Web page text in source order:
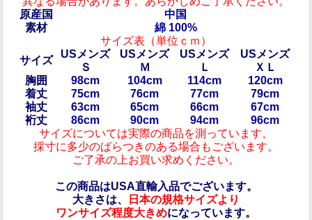
原産国
中国
素材
綿 100%
サイズ表（単位ｃｍ）
サイズ
USメンズ
Ｓ
USメンズ
Ｍ
USメンズ
Ｌ
USメンズ
ＸＬ
胸囲
98cm 104cm 114cm
120cm
着丈
75cm 76cm 77cm
79cm
袖丈
63cm 65cm 66cm
67cm
裄丈
86cm 90cm 94cm
96cm
サイズについては実際の商品を測っています。
採寸に多少のばらつきのある場合もございます。
ご了承の上お買い求めください。
この商品はUSA直輸入品でございます。
大きさは、
日本の規格サイズより
ワンサイズ程度大きめになっています。